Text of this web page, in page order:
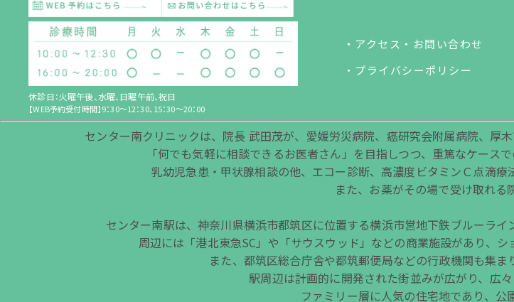
休診日：火曜午後、水曜、日曜午前、祝日
【WEB予約受付時間】9：30～12：30、15：30～20：00
・アクセス ・お問い合わせ
・プライバシーポリシー
センター南クリニックは、院長 武田茂が、愛媛労災病院、癌研究会附属病院、厚
「何でも気軽に相談できるお医者さん」を目指しつつ、重篤なケース
乳幼児急患・甲状腺相談の他、エコー診断、高濃度ビタミンＣ点滴療
また、お薬がその場で受け取れる
センター南駅は、神奈川県横浜市都筑区に位置する横浜市営地下鉄ブルーラ
周辺には「港北東急SC」や「サウスウッド」などの商業施設があり、
また、都筑区総合庁舎や都筑郵便局などの行政機関も集ま
駅周辺は計画的に開発された街並みが広がり、広
ファミリー層に人気の住宅地であり、公